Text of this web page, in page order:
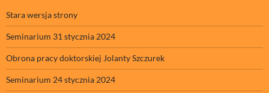
Stara wersja strony
Seminarium 31 stycznia 2024
Obrona pracy doktorskiej Jolanty Szczurek
Seminarium 24 stycznia 2024